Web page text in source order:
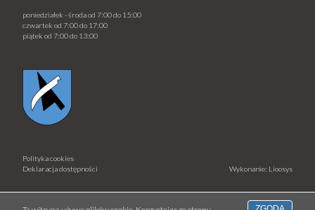
poniedziałek - środa od 7:00 do 15:00
czwartek od 7:00 do 17:00
piątek od 7:00 do 13:00
Polityka cookies
Deklaracja dostępności
Wykonanie: Lioosys